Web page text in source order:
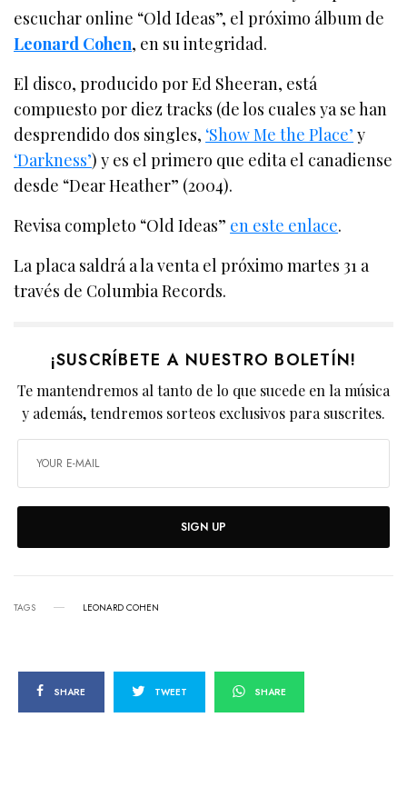
escuchar online “Old Ideas”, el próximo álbum de
Leonard Cohen, en su integridad.
El disco, producido por Ed Sheeran, está
compuesto por diez tracks (de los cuales ya se han
desprendido dos singles, ‘Show Me the Place’ y
‘Darkness’) y es el primero que edita el canadiense
desde “Dear Heather” (2004).
Revisa completo “Old Ideas” en este enlace.
La placa saldrá a la venta el próximo martes 31 a
través de Columbia Records.
¡SUSCRÍBETE A NUESTRO BOLETÍN!
Te mantendremos al tanto de lo que sucede en la música
y además, tendremos sorteos exclusivos para suscrites.
SIGN UP
TAGS LEONARD COHEN
SHARE TWEET SHARE